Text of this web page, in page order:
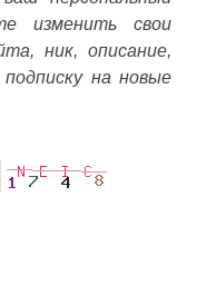
изменить свои
ник, описание,
на новые